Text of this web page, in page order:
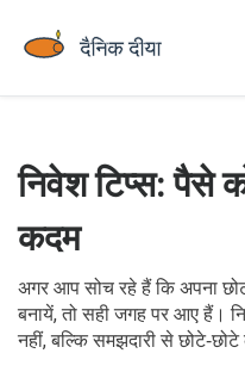
निवेश टिप्स: पैसे
कदम
अगर आप सोच रहे हैं कि अपना
बनायें, तो सही जगह पर आए हैं।
नहीं, बल्कि समझदारी से